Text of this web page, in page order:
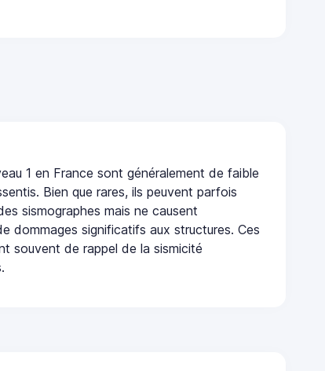
1 en France sont généralement de faible
Bien que rares, ils peuvent parfois
sismographes mais ne causent
dommages significatifs aux structures. Ces
souvent de rappel de la sismicité